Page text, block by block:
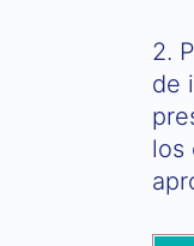
2.
de
los